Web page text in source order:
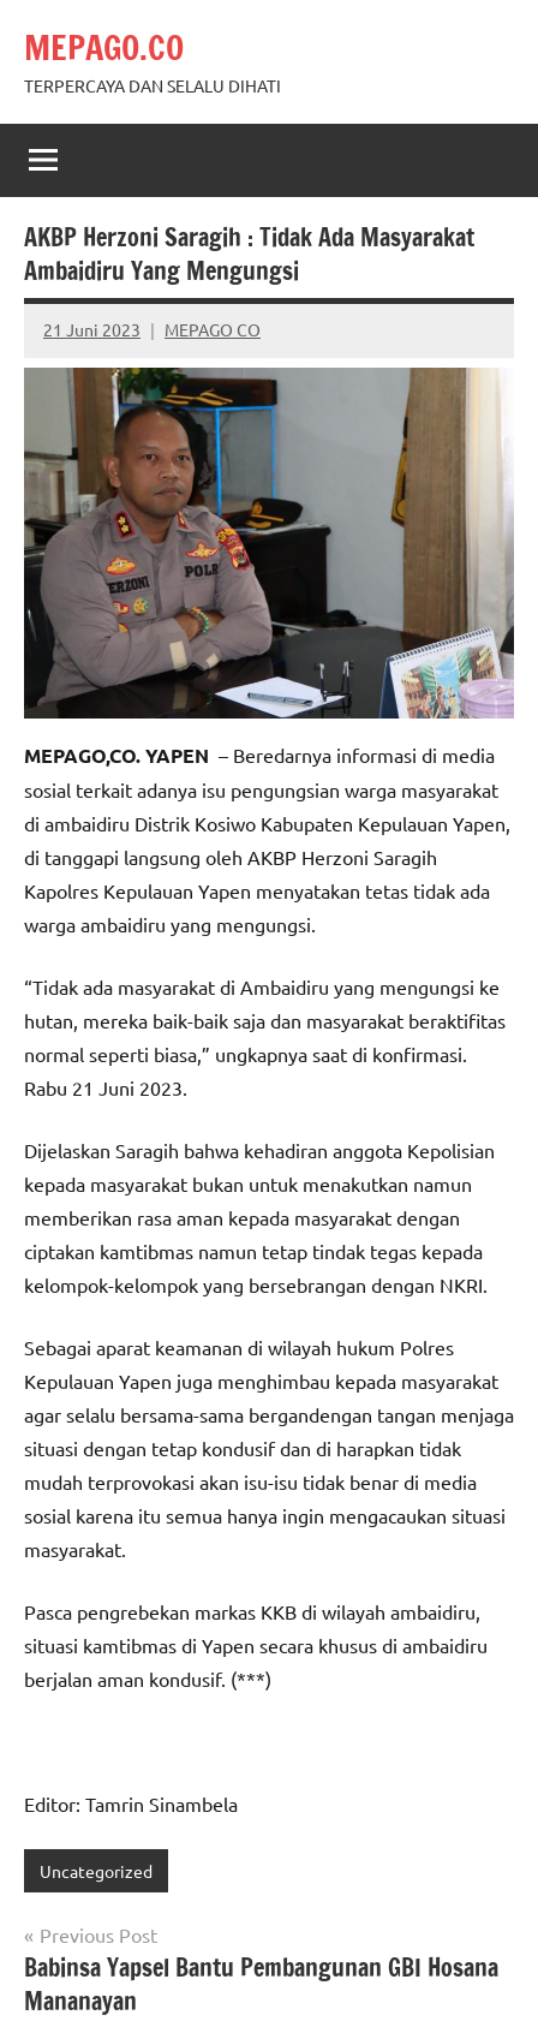
content
MEPAGO.CO
TERPERCAYA DAN SELALU DIHATI
AKBP Herzoni Saragih : Tidak Ada Masyarakat
Ambaidiru Yang Mengungsi
21 Juni 2023 MEPAGO CO
No
comments
MEPAGO,CO. YAPEN – Beredarnya informasi di media
sosial terkait adanya isu pengungsian warga masyarakat
di ambaidiru Distrik Kosiwo Kabupaten Kepulauan Yapen,
di tanggapi langsung oleh AKBP Herzoni Saragih
Kapolres Kepulauan Yapen menyatakan tetas tidak ada
warga ambaidiru yang mengungsi.
“Tidak ada masyarakat di Ambaidiru yang mengungsi ke
hutan, mereka baik-baik saja dan masyarakat beraktifitas
normal seperti biasa,” ungkapnya saat di konfirmasi.
Rabu 21 Juni 2023.
Dijelaskan Saragih bahwa kehadiran anggota Kepolisian
kepada masyarakat bukan untuk menakutkan namun
memberikan rasa aman kepada masyarakat dengan
ciptakan kamtibmas namun tetap tindak tegas kepada
kelompok-kelompok yang bersebrangan dengan NKRI.
Sebagai aparat keamanan di wilayah hukum Polres
Kepulauan Yapen juga menghimbau kepada masyarakat
agar selalu bersama-sama bergandengan tangan menjaga
situasi dengan tetap kondusif dan di harapkan tidak
mudah terprovokasi akan isu-isu tidak benar di media
sosial karena itu semua hanya ingin mengacaukan situasi
masyarakat.
Pasca pengrebekan markas KKB di wilayah ambaidiru,
situasi kamtibmas di Yapen secara khusus di ambaidiru
berjalan aman kondusif. (***)
Editor: Tamrin Sinambela
Uncategorized
Navigasi
pos
Previous Post
Babinsa Yapsel Bantu Pembangunan GBI Hosana
Mananayan